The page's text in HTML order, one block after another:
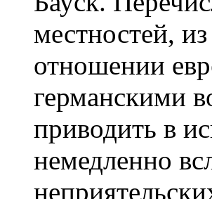
местностей,
отношении
германскими
приводить в
немедленно